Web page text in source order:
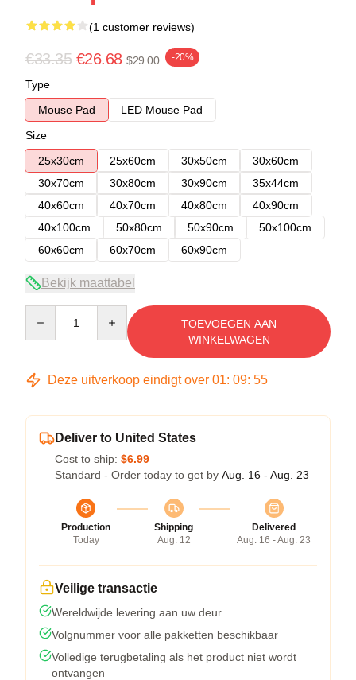
(1 customer reviews)
€33.35 €26.68 $29.00 -20%
Type
Mouse Pad
LED Mouse Pad
Size
25x30cm
25x60cm 30x50cm
30x60cm
30x70cm
30x80cm 30x90cm
35x44cm
40x60cm
40x70cm 40x80cm
40x90cm
40x100cm
50x80cm 50x90cm
50x100cm
60x60cm
60x70cm 60x90cm
Bekijk maattabel
TOEVOEGEN AAN
WINKELWAGEN
Deze uitverkoop eindigt over 01: 09: 54
Deliver to United States
Cost to ship: $6.99
Standard - Order today to get by Aug. 16 - Aug. 23
Production
Today
Shipping
Aug. 12
Delivered
Aug. 16 - Aug. 23
Veilige transactie
Wereldwijde levering aan uw deur
Volgnummer voor alle pakketten beschikbaar
Volledige terugbetaling als het product niet wordt
ontvangen